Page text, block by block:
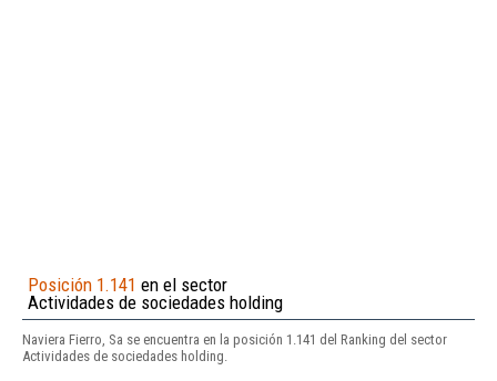
Posición 1.141 en el sector
Actividades de sociedades holding
Naviera Fierro, Sa se encuentra en la posición 1.141 del Ranking del sector
Actividades de sociedades holding.